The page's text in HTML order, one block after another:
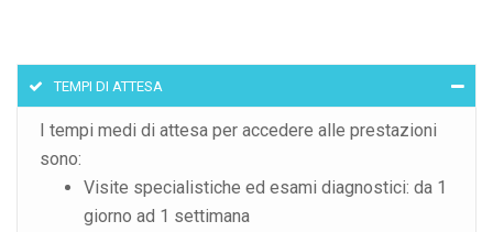
TEMPI DI ATTESA
I tempi medi di attesa per accedere alle prestazioni
sono:
Visite specialistiche ed esami diagnostici: da 1
giorno ad 1 settimana